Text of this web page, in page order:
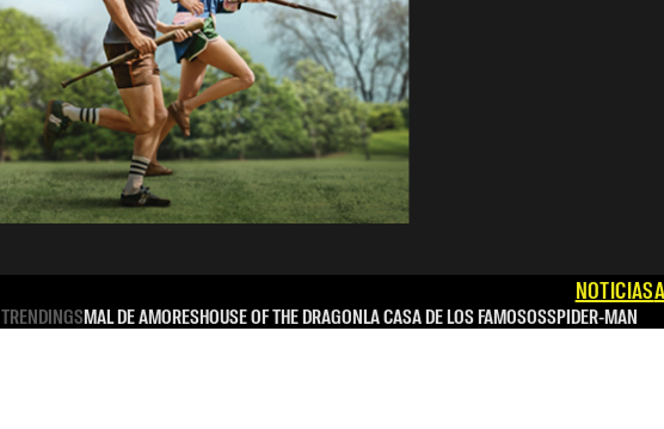
NOTICIAS
TRENDINGSMAL DE AMORESHOUSE OF THE DRAGONLA CASA DE LOS FAMOSOSSPIDER-MAN